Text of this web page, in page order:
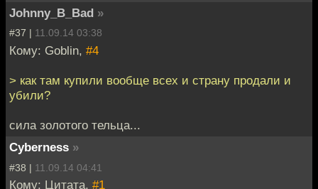
Johnny_B_Bad »
#37 | 11.09.14 03:38
Кому: Goblin, #4
> как там купили вообще всех и страну продали и
убили?
сила золотого тельца...
Cyberness »
#38 | 11.09.14 04:41
Кому: Цитата, #1